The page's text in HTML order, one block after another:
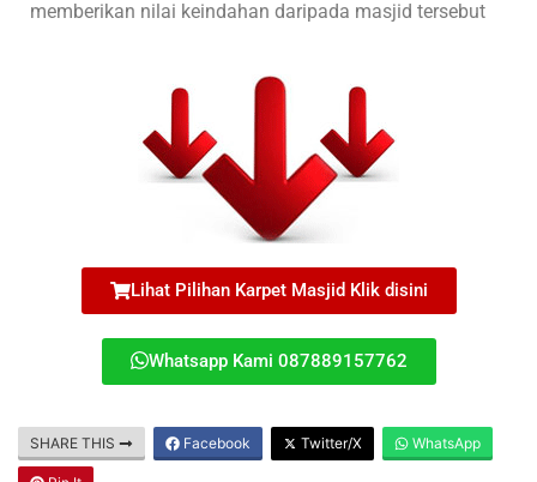
memberikan nilai keindahan daripada masjid tersebut
Lihat Pilihan Karpet Masjid Klik disini
Whatsapp Kami 087889157762
SHARE THIS Facebook Twitter/X WhatsApp